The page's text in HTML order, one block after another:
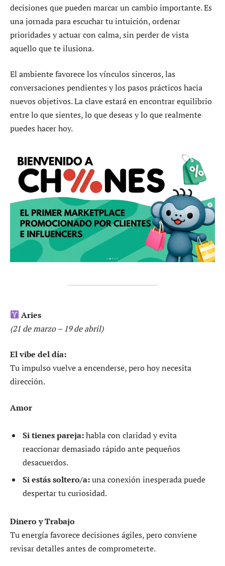
decisiones que pueden marcar un cambio importante. Es
una jornada para escuchar tu intuición, ordenar
prioridades y actuar con calma, sin perder de vista
aquello que te ilusiona.
El ambiente favorece los vínculos sinceros, las
conversaciones pendientes y los pasos prácticos hacia
nuevos objetivos. La clave estará en encontrar equilibrio
entre lo que sientes, lo que deseas y lo que realmente
puedes hacer hoy.
Aries
(21 de marzo – 19 de abril)
El vibe del día:
Tu impulso vuelve a encenderse, pero hoy necesita
dirección.
Amor
Si tienes pareja:habla con claridad y evita
reaccionar demasiado rápido ante pequeños
desacuerdos.
Si estás soltero/a:una conexión inesperada puede
despertar tu curiosidad.
Dinero y Trabajo
Tu energía favorece decisiones ágiles, pero conviene
revisar detalles antes de comprometerte.